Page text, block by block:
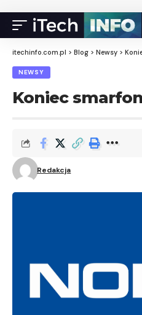
itechinfo.com.pl > Blog > Newsy >
NEWSY
Koniec
Redakcja